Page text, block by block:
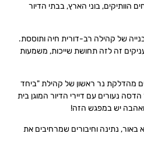
הוותיקים, בוני הארץ, בבתי הדיור
של קהילה רב-דורית חיה ותוססת.
זה לזה תחושת שייכות, משמעות
מהדלקת נר ראשון של קהילת "ביחד
נעורים עם דיירי הדיור המוגן בית
ואהבה יש במפגש הזה!
נתינה וחיבורים שמרחיבים את